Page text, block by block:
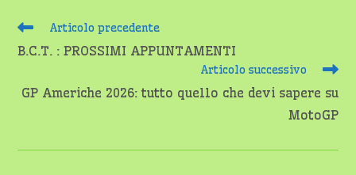
Leggi
articoli
Articolo precedente
B.C.T. : PROSSIMI APPUNTAMENTI
Articolo successivo
GP Americhe 2026: tutto quello che devi sapere su
MotoGP